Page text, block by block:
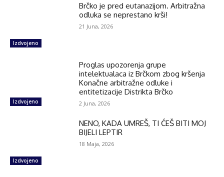
Izdvojeno
Brčko je pred eutanazijom. Arbitražna
odluka se neprestano krši!
21 Juna, 2026
Izdvojeno
Proglas upozorenja grupe
intelektualaca iz Brčkom zbog kršenja
Konačne arbitražne odluke i
entitetizacije Distrikta Brčko
2 Juna, 2026
Izdvojeno
NENO, KADA UMREŠ, TI ĆEŠ BITI MOJ
BIJELI LEPTIR
18 Maja, 2026